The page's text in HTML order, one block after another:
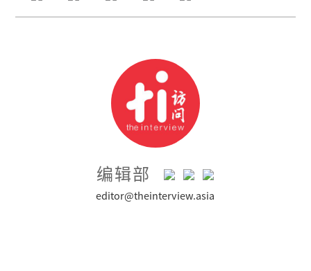
编辑部
editor@theinterview.asia